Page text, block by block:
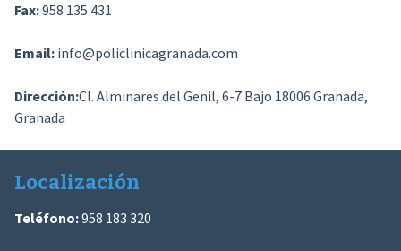
Fax:958 135 431
Email: info@policlinicagranada.com
Dirección:Cl. Alminares del Genil, 6-7 Bajo 18006 Granada,
Granada
Localización
Teléfono:958 183 320